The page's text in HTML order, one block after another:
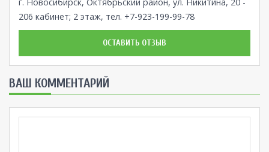
г. Новосибирск, Октябрьский район, ул. Никитина, 20 -
206 кабинет; 2 этаж, тел. +7-923-199-99-78
ОСТАВИТЬ ОТЗЫВ
ВАШ КОММЕНТАРИЙ